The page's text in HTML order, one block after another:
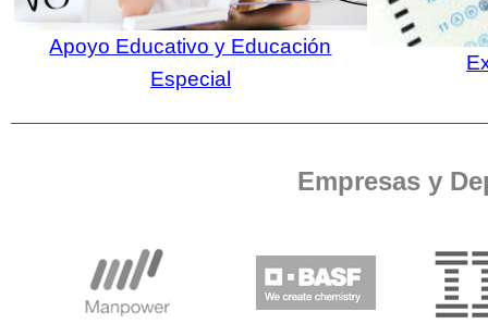
Apoyo Educativo y Educación
Especial
Empresas y